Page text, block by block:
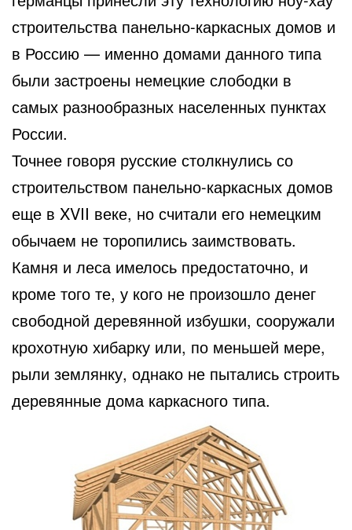
строительства панельно-каркасных домов и
в Россию — именно домами данного типа
были застроены немецкие слободки в
самых разнообразных населенных пунктах
России.
Точнее говоря русские столкнулись со
строительством панельно-каркасных домов
еще в XVII веке, но считали его немецким
обычаем не торопились заимствовать.
Камня и леса имелось предостаточно, и
кроме того те, у кого не произошло денег
свободной деревянной избушки, сооружали
крохотную хибарку или, по меньшей мере,
рыли землянку, однако не пытались строить
деревянные дома каркасного типа.